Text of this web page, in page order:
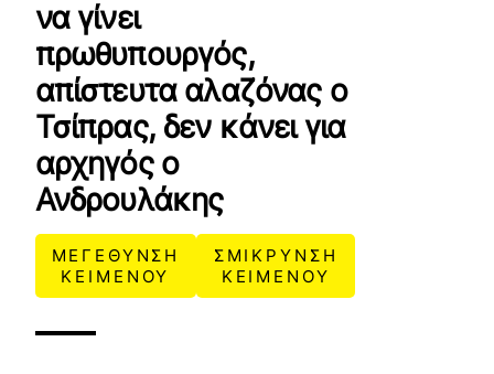
να γίνει
πρωθυπουργός,
απίστευτα αλαζόνας ο
Τσίπρας, δεν κάνει για
αρχηγός ο
Ανδρουλάκης
ΜΕΓΕΘΥΝΣΗ
ΚΕΙΜΕΝΟΥ
ΣΜΙΚΡΥΝΣΗ
ΚΕΙΜΕΝΟΥ